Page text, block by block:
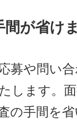
間が省け
募や問い
します。
の手間を